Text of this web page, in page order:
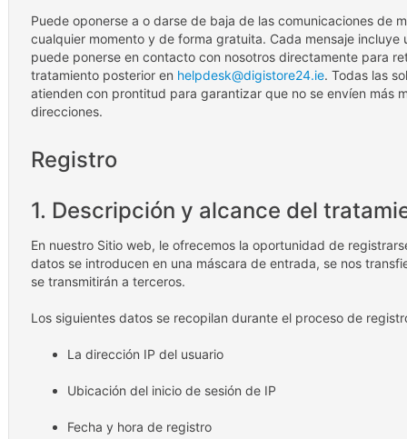
Puede oponerse a o darse de baja de las comunicaciones de
cualquier momento y de forma gratuita. Cada mensaje
puede ponerse en contacto con nosotros directamente para
tratamiento posterior en helpdesk@digistore24.ie. Todas las
atienden con prontitud para garantizar que no se envíen más
direcciones.
Registro
1. Descripción y alcance del
En nuestro Sitio web, le ofrecemos la oportunidad de
datos se introducen en una máscara de entrada, se nos
se transmitirán a terceros.
Los siguientes datos se recopilan durante el proceso de
La dirección IP del usuario
Ubicación del inicio de sesión de IP
Fecha y hora de registro